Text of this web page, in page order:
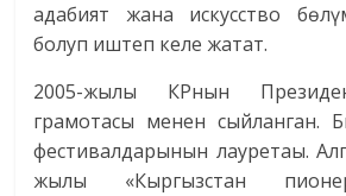
адабият жана искусство
болуп иштеп келе жатат.
2005-жылы КРнын
грамотасы менен сыйланган.
фестивалдарынын лауретаы.
жылы «Кыргызстан